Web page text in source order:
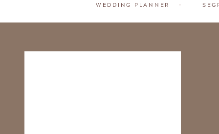
WEDDING PLANNER •